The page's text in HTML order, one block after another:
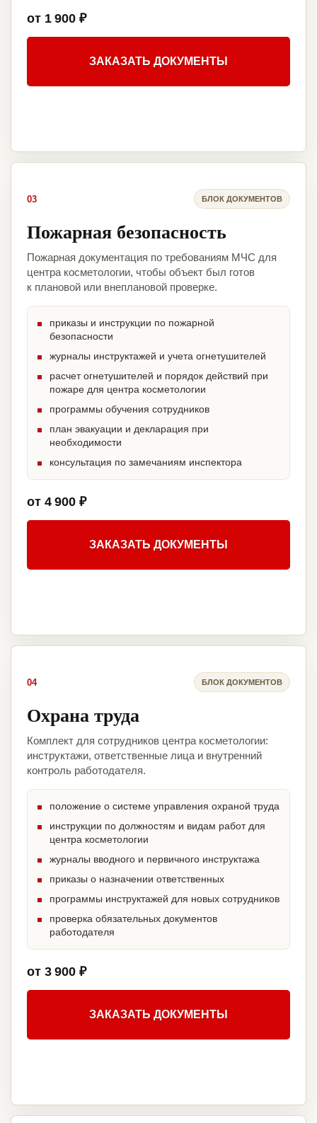
от 1 900 ₽
ЗАКАЗАТЬ ДОКУМЕНТЫ
03 БЛОК ДОКУМЕНТОВ
Пожарная безопасность
Пожарная документация по требованиям МЧС для
центра косметологии, чтобы объект был готов
к плановой или внеплановой проверке.
приказы и инструкции по пожарной
безопасности
журналы инструктажей и учета огнетушителей
расчет огнетушителей и порядок действий при
пожаре для центра косметологии
программы обучения сотрудников
план эвакуации и декларация при
необходимости
консультация по замечаниям инспектора
от 4 900 ₽
ЗАКАЗАТЬ ДОКУМЕНТЫ
04 БЛОК ДОКУМЕНТОВ
Охрана труда
Комплект для сотрудников центра косметологии:
инструктажи, ответственные лица и внутренний
контроль работодателя.
положение о системе управления охраной труда
инструкции по должностям и видам работ для
центра косметологии
журналы вводного и первичного инструктажа
приказы о назначении ответственных
программы инструктажей для новых сотрудников
проверка обязательных документов
работодателя
от 3 900 ₽
ЗАКАЗАТЬ ДОКУМЕНТЫ